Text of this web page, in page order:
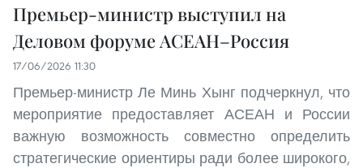
Премьер-министр выступил на
Деловом форуме АСЕАН–Россия
17/06/2026 11:30
Премьер-министр Ле Минь Хынг подчеркнул, что
мероприятие предоставляет АСЕАН и России
важную возможность совместно определить
стратегические ориентиры ради более широкого,